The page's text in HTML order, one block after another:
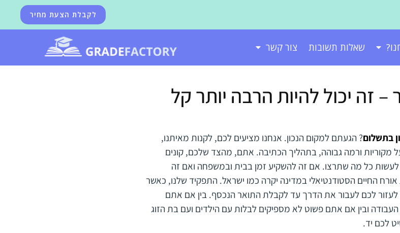
לקבלת הצעת מחיר
שאלות תשובות צור קשר
זה יכול להיות הרבה יותר קל
בתשלום? הגעתם למקום הנכון. אנחנו מציעים לכם, לקנות מאיתנו,
מקוריות ורמה גבוהה, בתהליך הכתיבה. אתם, מהצד שלכם, קונים
כל מה שתרצו. אם זה להשקיע זמן בבית ובמשפחה ואם זה
החיים הסטודנטיאלי במדינה יקרה כמו ישראל. התפקיד שלנו, כאשר
לעזור לכם לעבור את הדרך עד לקבלת התואר הנכסף. בין אם אתם
ובין אם אתם פשוט לא מספיקים לבלות עם הילדים ועם בת הזוג
לכם יד.